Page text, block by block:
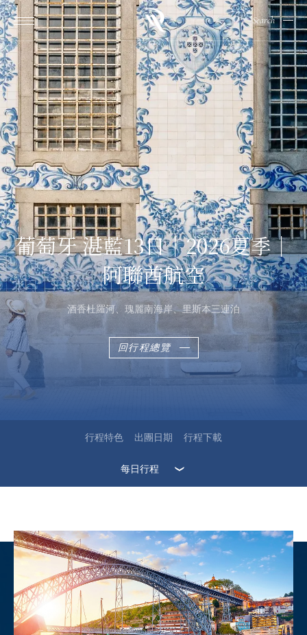
Search
葡萄牙 湛藍13日｜2026夏季｜
阿聯酋航空
酒香杜羅河、瑰麗南海岸、里斯本三連泊
回行程總覽
行程特色 出團日期 行程下載
每日行程
2026-09-20(日)
2026-10-18(日)